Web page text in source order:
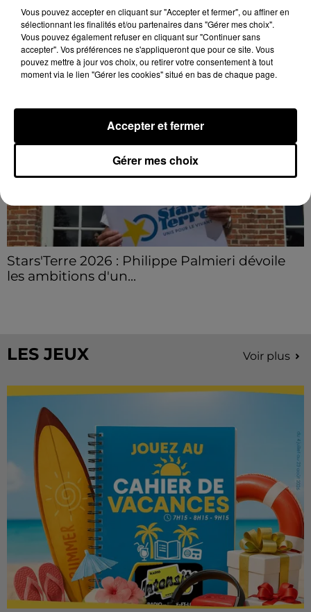
Beaumont-les-Autels.
LE GRAND FORMAT Voir plus
Stars'Terre 2026 : Philippe Palmieri dévoile
les ambitions d'un...
LES JEUX Voir plus
Vous pouvez accepter en cliquant sur "Accepter et fermer", ou affiner en
sélectionnant les finalités et/ou partenaires dans "Gérer mes choix".
Vous pouvez également refuser en cliquant sur "Continuer sans
accepter". Vos préférences ne s'appliqueront que pour ce site. Vous
pouvez mettre à jour vos choix, ou retirer votre consentement à tout
moment via le lien "Gérer les cookies" situé en bas de chaque page.
Gérer mes choix
Accepter et fermer